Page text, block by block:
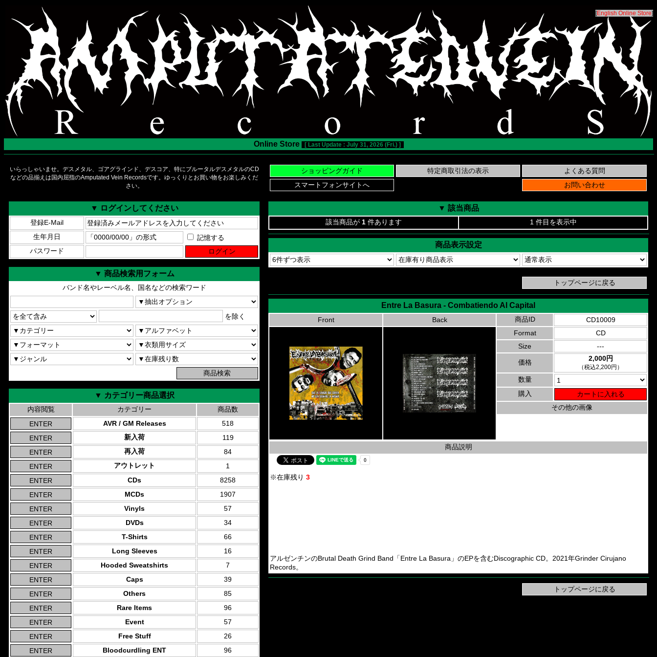
[English Online Store]
Online Store [ Last Update : July 31, 2026 (Fri.) ]
いらっしゃいませ。デスメタル、ゴアグラインド、デスコア、特にブルータルデスメタルのCD
などの品揃えは国内屈指のAmputated Vein Recordsです。ゆっくりとお買い物をお楽しみくだ
さい。
▼ ログインしてください
登録E-Mail
生年月日
記憶する
パスワード
▼ 商品検索用フォーム
バンド名やレーベル名、国名などの検索ワード
を除く
▼ カテゴリー商品選択
内容閲覧 カテゴリー
商品数
AVR / GM Releases
518
新入荷
119
再入荷
84
アウトレット
1
CDs
8258
MCDs
1907
Vinyls
57
DVDs
34
T-Shirts
66
Long Sleeves
16
Hooded Sweatshirts
7
Caps
39
Others
85
Rare Items
96
Event
57
Free Stuff
26
Bloodcurdling ENT
96
▼ 該当商品
該当商品が 1 件あります 1 件目を表示中
商品表示設定
Entre La Basura - Combatiendo Al Capital
Front Back 商品ID
CD10009
Format
CD
Size
---
価格 2,000円
（税込2,200円）
数量
購入
その他の画像
商品説明
※在庫残り 3
アルゼンチンのBrutal Death Grind Band「Entre La Basura」のEPを含むDiscographic CD。2021年Grinder Cirujano
Records。